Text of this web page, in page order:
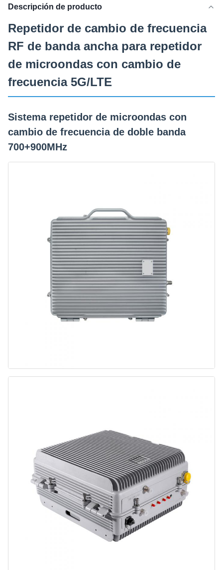
Descripción de producto
Repetidor de cambio de frecuencia
RF de banda ancha para repetidor
de microondas con cambio de
frecuencia 5G/LTE
Sistema repetidor de microondas con
cambio de frecuencia de doble banda
700+900MHz